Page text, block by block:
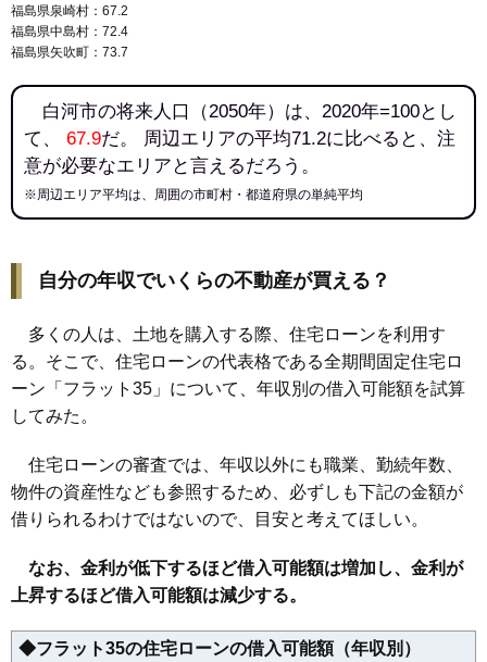
福島県泉崎村：67.2
福島県中島村：72.4
福島県矢吹町：73.7
白河市の将来人口（2050年）は、2020年=100とし
て、 67.9だ。 周辺エリアの平均71.2に比べると、注
意が必要なエリアと言えるだろう。
※周辺エリア平均は、周囲の市町村・都道府県の単純平均
自分の年収でいくらの不動産が買える？
多くの人は、土地を購入する際、住宅ローンを利用す
る。そこで、住宅ローンの代表格である全期間固定住宅ロ
ーン「フラット35」について、年収別の借入可能額を試算
してみた。
住宅ローンの審査では、年収以外にも職業、勤続年数、
物件の資産性なども参照するため、必ずしも下記の金額が
借りられるわけではないので、目安と考えてほしい。
なお、金利が低下するほど借入可能額は増加し、金利が
上昇するほど借入可能額は減少する。
◆フラット35の住宅ローンの借入可能額（年収別）